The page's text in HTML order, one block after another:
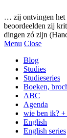
… zij ontvingen het
beoordeelden zij
dingen zó zijn
Menu Close
Blog
Studies
Studieseries
Boeken,
ABC
Agenda
wie ben ik? +
English
English series